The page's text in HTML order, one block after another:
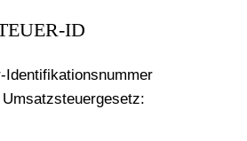
ID
Identifikationsnummer